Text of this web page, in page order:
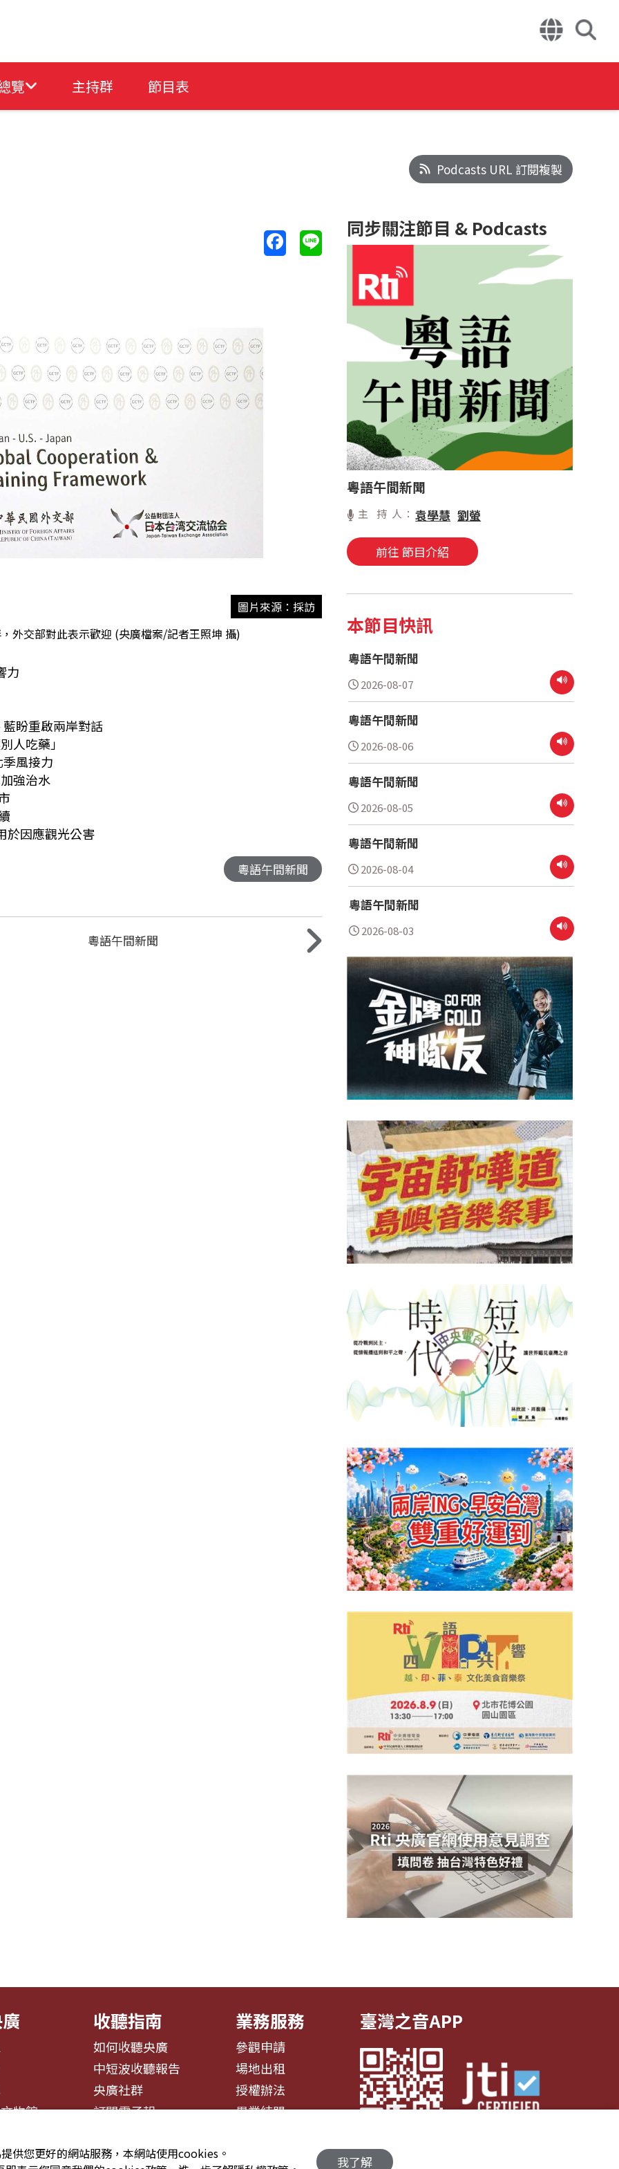
覽 主持群 節目表
圖片來源：採訪
外交部對此表示歡迎 (央廣檔案/記者王照坤 攝)
響力
盼重啟兩岸對話
別人吃藥」
風接力
加強治水
市
續
於因應觀光公害
粵語午間新聞
粵語午間新聞
Podcasts URL 訂閱複製
同步關注節目 & Podcasts
粵語午間新聞
主 持 人：袁學慧 劉螢
前往 節目介紹
本節目快訊
粵語午間新聞
2026-08-07
粵語午間新聞
2026-08-06
粵語午間新聞
2026-08-05
粵語午間新聞
2026-08-04
粵語午間新聞
2026-08-03
物館
收聽指南
如何收聽央廣
中短波收聽報告
央廣社群
訂閱電子報
業務服務
參觀申請
場地出租
授權辦法
異業結盟
臺灣之音APP
供您更好的網站服務，本網站使用cookies。
我了解